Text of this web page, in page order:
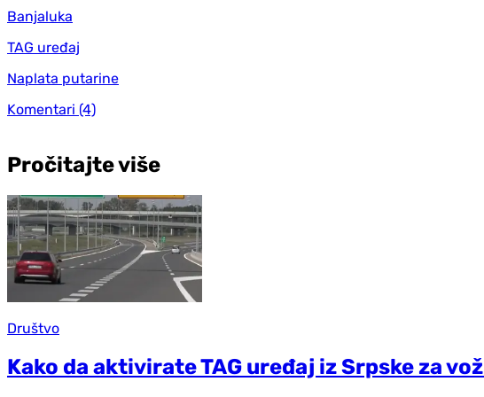
Banjaluka
TAG uređaj
Naplata putarine
Komentari (4)
Pročitajte više
Društvo
Kako da aktivirate TAG uređaj iz Srpske za